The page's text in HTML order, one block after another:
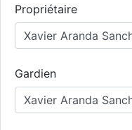
Propriétaire
Gardien